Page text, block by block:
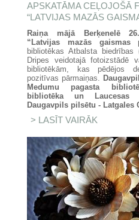
APSKATĀMA CEĻOJOŠĀ
“LATVIJAS MAZĀS
Raiņa mājā Berķenelē
“Latvijas mazās gaismas
bibliotēkas Atbalsta
Dripes veidotajā fotoizstādē
bibliotēkām, kas pēdējos
pozitīvas pārmaiņas.
Medumu pagasta
bibliotēka un Laucesas
Daugavpils pilsētu - Latgales
LASĪT VAIRĀK